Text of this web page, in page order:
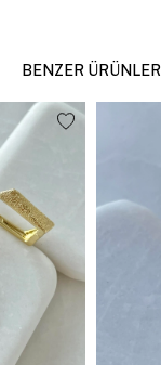
BENZER ÜRÜNLER